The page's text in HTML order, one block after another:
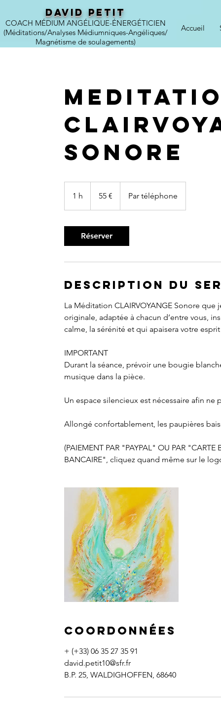
DAVID PETIT
COACH MÉDIUM ANGÉLIQUE-ÉNERGÉTICIEN
(Méditations/Analyses Médiumniques-Angéliques/
Magnétisme de soulagements)
Accueil
SONORE
1 h 55 € Par téléphone
Réserver
Description du
La Méditation CLAIRVOYANGE Sonore
originale, adaptée à chacun d’entre vous,
calme, la sérénité et qui apaisera votre
IMPORTANT
Durant la séance, prévoir une bougie
musique dans la pièce.
Un espace silencieux est nécessaire afin ne
Allongé confortablement, les paupières
(PAIEMENT PAR "PAYPAL" OU PAR
BANCAIRE", cliquez quand même sur le
Coordonnées
+ (+33) 06 35 27 35 91
david.petit10@sfr.fr
B.P. 25, WALDIGHOFFEN, 68640